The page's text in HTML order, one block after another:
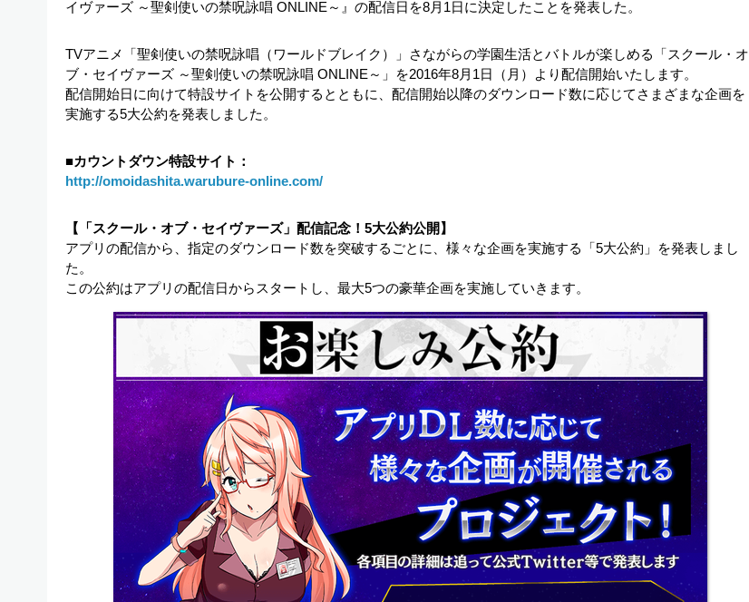
イヴァーズ ～聖剣使いの禁呪詠唱 ONLINE～』の配信日を8月1日に決定したことを発表した。
TVアニメ「聖剣使いの禁呪詠唱（ワールドブレイク）」さながらの学園生活とバトルが楽しめる「スクール・オ
ブ・セイヴァーズ ～聖剣使いの禁呪詠唱 ONLINE～」を2016年8月1日（月）より配信開始いたします。
配信開始日に向けて特設サイトを公開するとともに、配信開始以降のダウンロード数に応じてさまざまな企画を
実施する5大公約を発表しました。
■カウントダウン特設サイト：
http://omoidashita.warubure-online.com/
【「スクール・オブ・セイヴァーズ」配信記念！5大公約公開】
アプリの配信から、指定のダウンロード数を突破するごとに、様々な企画を実施する「5大公約」を発表しまし
た。
この公約はアプリの配信日からスタートし、最大5つの豪華企画を実施していきます。